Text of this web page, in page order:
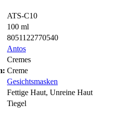
ATS-C10
100 ml
8051122770540
Antos
Cremes
Creme
Gesichtsmasken
Fettige Haut, Unreine Haut
Tiegel